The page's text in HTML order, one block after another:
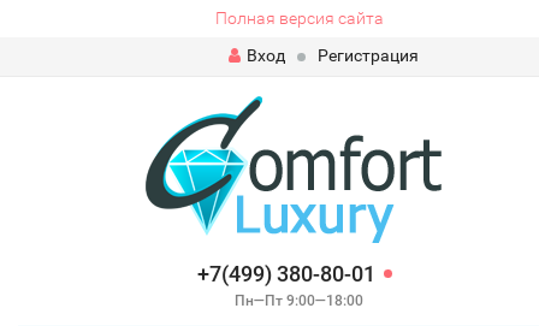
Полная версия сайта
Вход
Регистрация
+7(499) 380-80-01
Пн—Пт 9:00—18:00